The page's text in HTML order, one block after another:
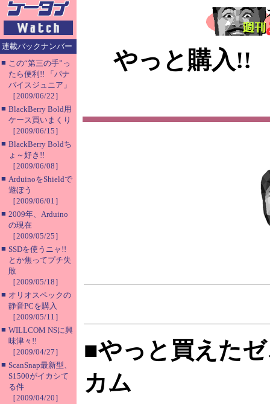
連載バックナンバー
■ この“第三の手”っ
たら便利!! 「パナ
バイスジュニア」
［2009/06/22］
■ BlackBerry Bold用
ケース買いまくり
［2009/06/15］
■ BlackBerry Boldち
ょ～好き!!
［2009/06/08］
■ ArduinoをShieldで
遊ぼう
［2009/06/01］
■ 2009年、Arduino
の現在
［2009/05/25］
■ SSDを使うニャ!!
とか焦ってプチ失
敗
［2009/05/18］
■ オリオスペックの
静音PCを購入
［2009/05/11］
■ WILLCOM NSに興
味津々!!
［2009/04/27］
■ ScanSnap最新型、
S1500がイカシて
る件
［2009/04/20］
やっと購入!!
■やっと買えた
カム